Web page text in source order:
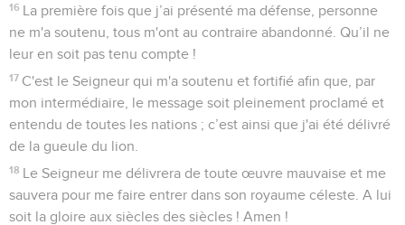
16 La première fois que j’ai présenté ma défense, personne
ne m'a soutenu, tous m'ont au contraire abandonné. Qu’il ne
leur en soit pas tenu compte !
17 C'est le Seigneur qui m'a soutenu et fortifié afin que, par
mon intermédiaire, le message soit pleinement proclamé et
entendu de toutes les nations ; c’est ainsi que j'ai été délivré
de la gueule du lion.
18 Le Seigneur me délivrera de toute œuvre mauvaise et me
sauvera pour me faire entrer dans son royaume céleste. A lui
soit la gloire aux siècles des siècles ! Amen !